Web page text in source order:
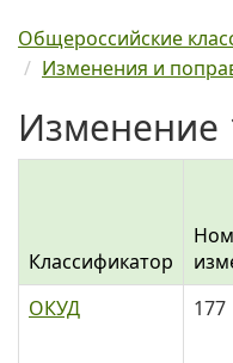
Общероссийские
Изменения и
Изменение
Классификатор
ОКУД
177